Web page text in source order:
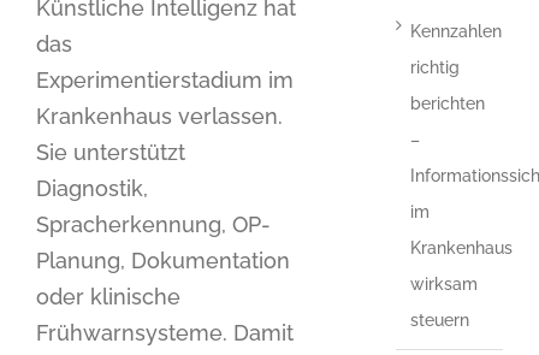
Künstliche Intelligenz hat
das
Experimentierstadium im
Krankenhaus verlassen.
Sie unterstützt
Diagnostik,
Spracherkennung, OP-
Planung, Dokumentation
oder klinische
Frühwarnsysteme. Damit
Kennzahlen
richtig
berichten
–
im
Krankenhaus
wirksam
steuern